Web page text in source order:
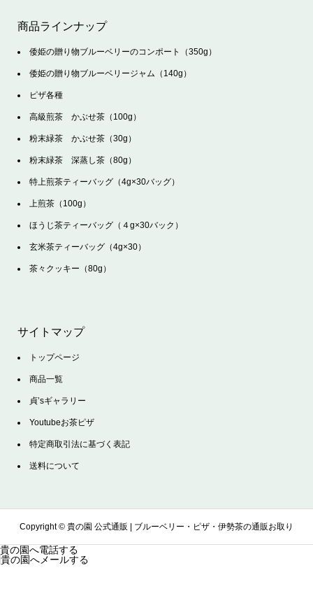
商品ラインナップ
倭姫の贈り物ブルーベリーのコンポート（350g）
倭姫の贈り物ブルーベリージャム（140g）
ピザ各種
高級煎茶 かぶせ茶（100g）
粉末緑茶 かぶせ茶（30g）
粉末緑茶 深蒸し茶（80g）
特上煎茶ティーバッグ（4g×30バッグ）
上煎茶（100g）
ほうじ茶ティーバッグ（４g×30バック）
玄米茶ティーバッグ（4g×30）
茶々クッキー（80g）
サイトマップ
トップページ
商品一覧
貞’sギャラリー
Youtubeお茶ピザ
特定商取引法に基づく表記
送料について
Copyright © 貴の園 公式通販 | ブルーベリー・ピザ・伊勢茶の通販お取り
貴の園へ電話する
貴の園へメールする